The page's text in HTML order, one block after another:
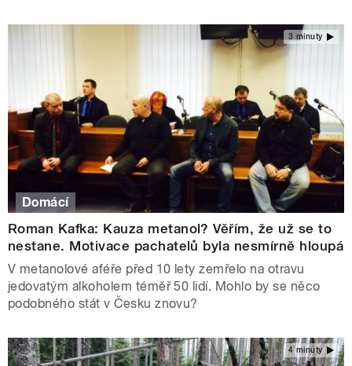
3 minuty
Domácí
Roman Kafka: Kauza metanol? Věřím, že už se to
nestane. Motivace pachatelů byla nesmírně hloupá
V metanolové aféře před 10 lety zemřelo na otravu
jedovatým alkoholem téměř 50 lidí. Mohlo by se něco
podobného stát v Česku znovu?
4 minuty